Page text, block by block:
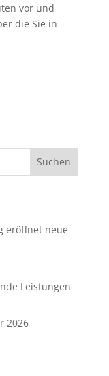
vor und
die Sie in
eröffnet neue
Leistungen
2026